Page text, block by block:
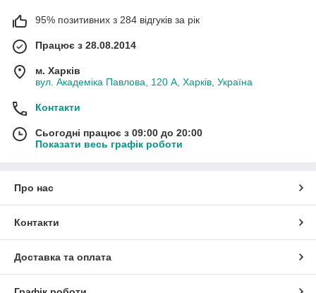
95% позитивних з 284 відгуків за рік
Працює з 28.08.2014
м. Харків
вул. Академіка Павлова, 120 А, Харків, Україна
Контакти
Сьогодні працює з 09:00 до 20:00
Показати весь графік роботи
Про нас
Контакти
Доставка та оплата